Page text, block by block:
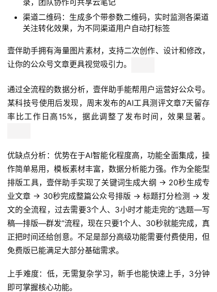
录，团队协作可共享云笔记
渠道二维码：生成多个带参数二维码，实时监测各渠道
关注转化效果，为不同渠道用户自动打标签
壹伴助手拥有海量图片素材，支持二次创作、设计和修改，
让你的公众号文章更具视觉吸引力。
通过全流程的数据分析，壹伴助手能帮用户运营好公众号。
某科技号使用后发现，周末发布的AI工具测评文章7天留存
率比工作日高15%，据此调整了发布时间，效果显著。
优缺点分析：优势在于AI智能化程度高，功能全面集成，操
作简单易用，模板素材丰富，数据分析能力强。作为全能型
排版工具，壹伴助手实现了关键词生成大纲 → 20秒生成专
业文章 → 30秒完成整篇公众号排版 → 标题打分检测 → 发
文的全流程，过去需要3个人、3小时才能走完的”选题—写
稿—排版—群发”流程，现在只要1个人、30秒就能完成，真
正把时间还给创意。不足是部分高级功能需要付费使用，但
免费版已能满足大部分基础需求。
上手难度：低，无需复杂学习，新手也能快速上手，3分钟
即可掌握核心功能。